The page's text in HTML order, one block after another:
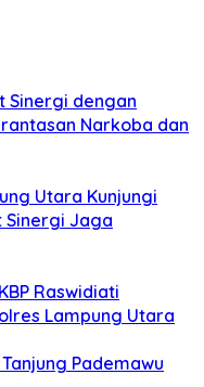
Sinergi dengan
Narkoba dan
Utara Kunjungi
Sinergi Jaga
Raswidiati
Lampung Utara
Pademawu